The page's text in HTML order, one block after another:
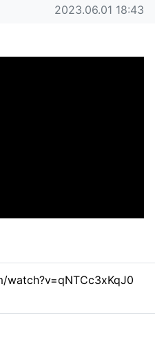
작성일
2023.06.01 18:43
watch?v=qNTCc3xKqJ0